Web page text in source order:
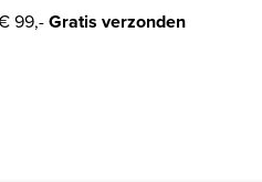
99,-Gratis verzonden